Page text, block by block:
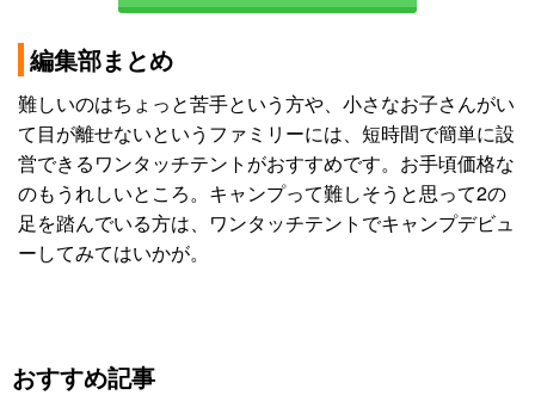
編集部まとめ
難しいのはちょっと苦手という方や、小さなお子さんがい
て目が離せないというファミリーには、短時間で簡単に設
営できるワンタッチテントがおすすめです。お手頃価格な
のもうれしいところ。キャンプって難しそうと思って2の
足を踏んでいる方は、ワンタッチテントでキャンプデビュ
ーしてみてはいかが。
おすすめ記事